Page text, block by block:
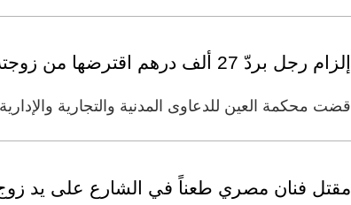
إلزام رجل بردّ 27 ألف درهم اقترضها من زوجته قبل طلاقهما
قضت محكمة العين للدعاوى المدنية والتجارية والإدارية بإلزام
مقتل فنان مصري طعناً في الشارع على يد